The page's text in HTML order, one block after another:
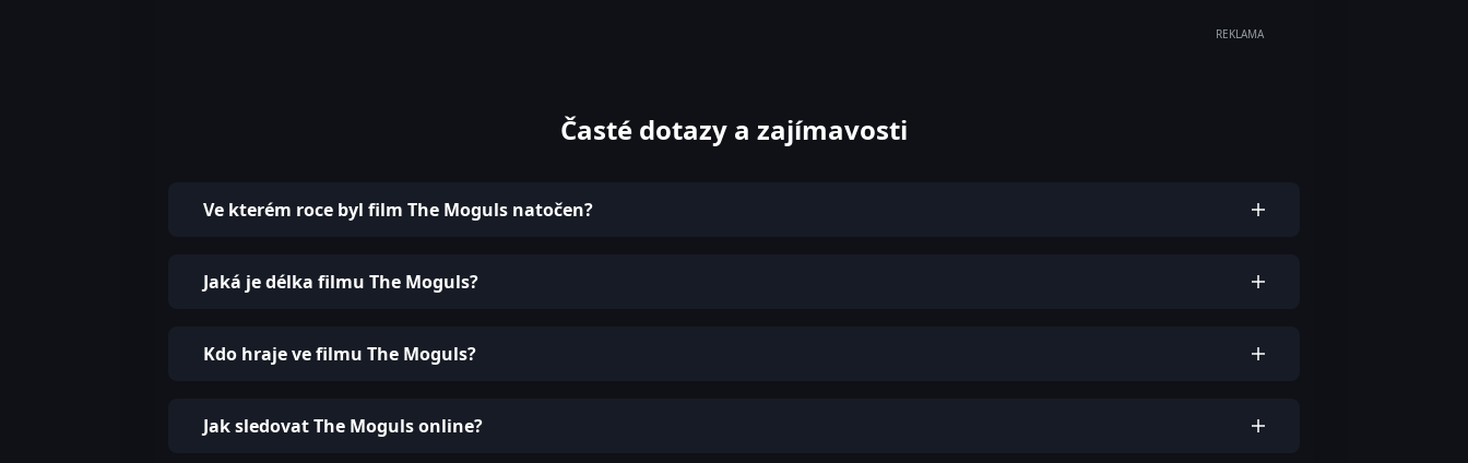
REKLAMA
Časté dotazy a zajímavosti
Ve kterém roce byl film The Moguls natočen?
Jaká je délka filmu The Moguls?
Kdo hraje ve filmu The Moguls?
Jak sledovat The Moguls online?